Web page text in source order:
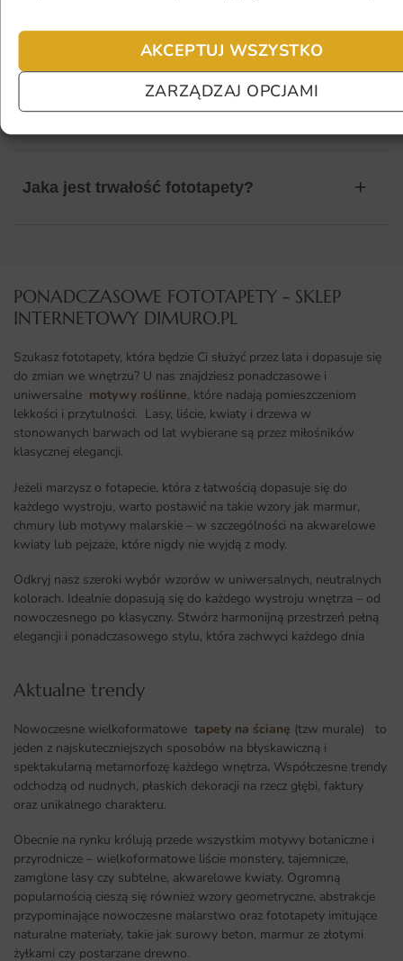
AKCEPTUJ WSZYSTKO
ZARZĄDZAJ OPCJAMI
Jaki materiał wybrać?
Jaka jest trwałość fototapety?
PONADCZASOWE FOTOTAPETY - SKLEP
INTERNETOWY DIMURO.PL​
Szukasz fototapety, która będzie Ci służyć przez lata i dopasuje się
do zmian we wnętrzu? U nas znajdziesz ponadczasowe i
uniwersalne motywy roślinne, które nadają pomieszczeniom
lekkości i przytulności. Lasy, liście, kwiaty i drzewa w
stonowanych barwach od lat wybierane są przez miłośników
klasycznej elegancji.
Jeżeli marzysz o fotapecie, która z łatwością dopasuje się do
każdego wystroju, warto postawić na takie wzory jak marmur,
chmury lub motywy malarskie – w szczególności na akwarelowe
kwiaty lub pejzaże, które nigdy nie wyjdą z mody.
Odkryj nasz szeroki wybór wzorów w uniwersalnych, neutralnych
kolorach. Idealnie dopasują się do każdego wystroju wnętrza – od
nowoczesnego po klasyczny. Stwórz harmonijną przestrzeń pełną
elegancji i ponadczasowego stylu, która zachwyci każdego dnia
Aktualne trendy​
Nowoczesne wielkoformatowe tapety na ścianę (tzw murale) to
jeden z najskuteczniejszych sposobów na błyskawiczną i
spektakularną metamorfozę każdego wnętrza. Współczesne trendy
odchodzą od nudnych, płaskich dekoracji na rzecz głębi, faktury
oraz unikalnego charakteru.
Obecnie na rynku królują przede wszystkim motywy botaniczne i
przyrodnicze – wielkoformatowe liście monstery, tajemnicze,
zamglone lasy czy subtelne, akwarelowe kwiaty. Ogromną
popularnością cieszą się również wzory geometryczne, abstrakcje
przypominające nowoczesne malarstwo oraz fototapety imitujące
naturalne materiały, takie jak surowy beton, marmur ze złotymi
żyłkami czy postarzane drewno.